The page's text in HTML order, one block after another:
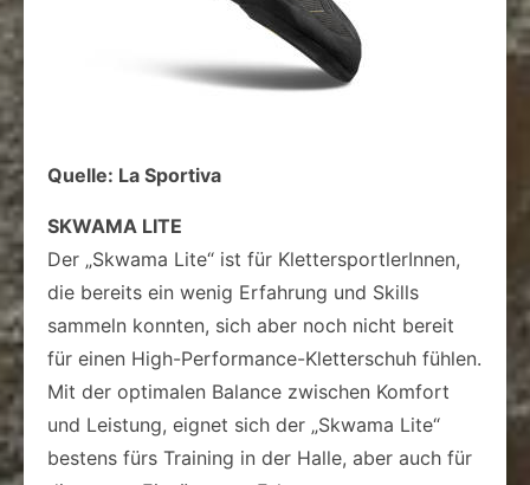
Quelle: La Sportiva
SKWAMA LITE
Der „Skwama Lite“ ist für KlettersportlerInnen,
die bereits ein wenig Erfahrung und Skills
sammeln konnten, sich aber noch nicht bereit
für einen High-Performance-Kletterschuh fühlen.
Mit der optimalen Balance zwischen Komfort
und Leistung, eignet sich der „Skwama Lite“
bestens fürs Training in der Halle, aber auch für